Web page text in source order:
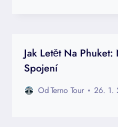
Jak Letět Na
Spojení
OdTerno Tour 26. 1.